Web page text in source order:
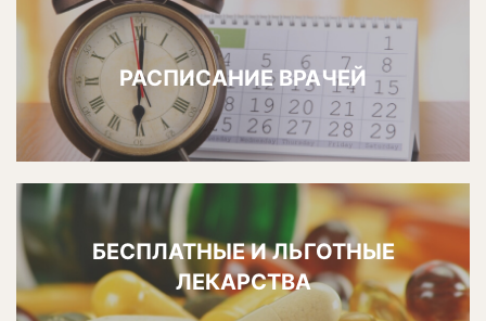
РАСПИСАНИЕ ВРАЧЕЙ
БЕСПЛАТНЫЕ И ЛЬГОТНЫЕ
ЛЕКАРСТВА